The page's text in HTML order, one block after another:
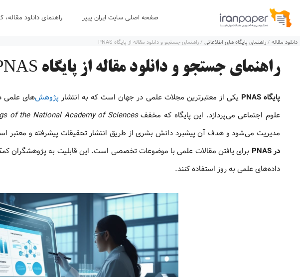
پرش
محتوا
صفحه اصلی سایت ایران پیپر راهنمای دانلود مقاله،
دانلود مقاله /راهنمای پایگاه های اطلاعاتی /راهنمای جستجو و دانلود مقاله از پایگاه PNAS
راهنمای جستجو و دانلود مقاله از پایگاه PNAS
پایگاه PNAS یکی از معتبرترین مجلات علمی در جهان است که به انتشار پژوهش‌های علمی
علوم اجتماعی می‌پردازد. این پایگاه که مخففof the National Academy of Sciences
مدیریت می‌شود و هدف آن پیشبرد دانش بشری از طریق انتشار تحقیقات پیشرفته و معتبر
در PNAS
برای یافتن مقالات علمی با موضوعات تخصصی است. این قابلیت به پژوهشگران
داده‌های علمی به‌ روز استفاده کنند.